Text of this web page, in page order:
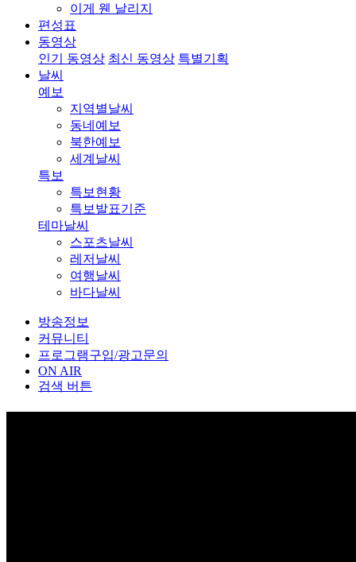
이게 웬 날리지
편성표
동영상
인기 동영상 최신 동영상 특별기획
날씨
예보
지역별날씨
동네예보
북한예보
세계날씨
특보
특보현황
특보발표기준
테마날씨
스포츠날씨
레저날씨
여행날씨
바다날씨
방송정보
커뮤니티
프로그램구입/광고문의
ON AIR
검색 버튼